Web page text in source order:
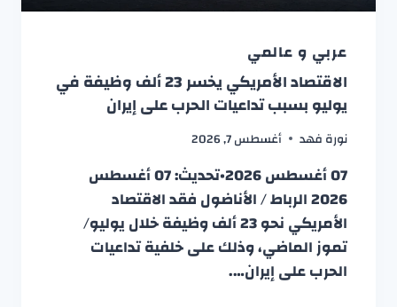
عربي و عالمي
الاقتصاد الأمريكي يخسر 23 ألف وظيفة في
يوليو بسبب تداعيات الحرب على إيران
نورة فهد أغسطس 7, 2026
07 أغسطس 2026•تحديث: 07 أغسطس
2026 الرباط / الأناضول فقد الاقتصاد
الأمريكي نحو 23 ألف وظيفة خلال يوليو/
تموز الماضي، وذلك على خلفية تداعيات
الحرب على إيران….